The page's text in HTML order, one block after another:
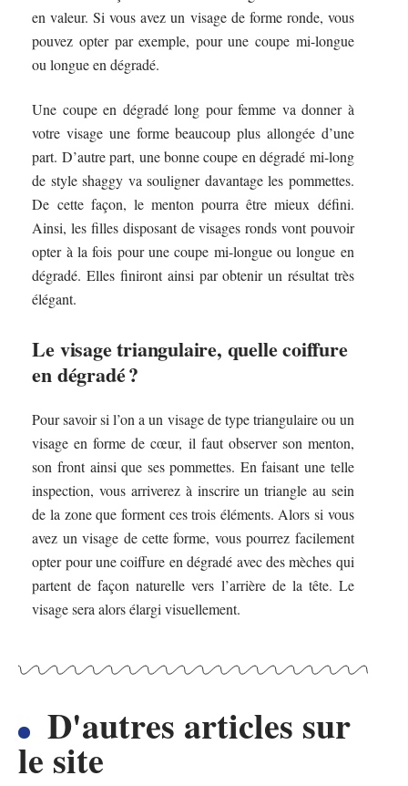
en valeur. Si vous avez un visage de forme ronde, vous
pouvez opter par exemple, pour une coupe mi-longue
ou longue en dégradé.
Une coupe en dégradé long pour femme va donner à
votre visage une forme beaucoup plus allongée d’une
part. D’autre part, une bonne coupe en dégradé mi-long
de style shaggy va souligner davantage les pommettes.
De cette façon, le menton pourra être mieux défini.
Ainsi, les filles disposant de visages ronds vont pouvoir
opter à la fois pour une coupe mi-longue ou longue en
dégradé. Elles finiront ainsi par obtenir un résultat très
élégant.
Le visage triangulaire, quelle coiffure
en dégradé ?
Pour savoir si l’on a un visage de type triangulaire ou un
visage en forme de cœur, il faut observer son menton,
son front ainsi que ses pommettes. En faisant une telle
inspection, vous arriverez à inscrire un triangle au sein
de la zone que forment ces trois éléments. Alors si vous
avez un visage de cette forme, vous pourrez facilement
opter pour une coiffure en dégradé avec des mèches qui
partent de façon naturelle vers l’arrière de la tête. Le
visage sera alors élargi visuellement.
D'autres articles sur
le site